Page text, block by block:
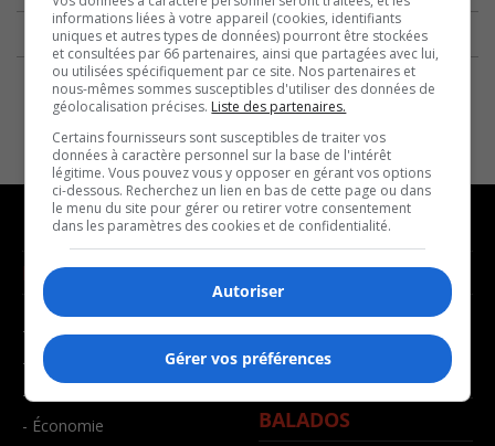
NOUVELLES
- Affaires municipales
- Communauté / Social
- Culture
- Économie
MUSIQUE
- Décompte franco
- Joué récemment
BALADOS
informations liées à votre appareil (cookies, identifiants
uniques et autres types de données) pourront être stockées
et consultées par 66 partenaires, ainsi que partagées avec lui,
ou utilisées spécifiquement par ce site. Nos partenaires et
nous-mêmes sommes susceptibles d'utiliser des données de
géolocalisation précises. Liste des partenaires.
Certains fournisseurs sont susceptibles de traiter vos
données à caractère personnel sur la base de l'intérêt
légitime. Vous pouvez vous y opposer en gérant vos options
ci-dessous. Recherchez un lien en bas de cette page ou dans
le menu du site pour gérer ou retirer votre consentement
dans les paramètres des cookies et de confidentialité.
Autoriser
Gérer vos préférences